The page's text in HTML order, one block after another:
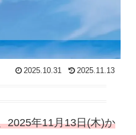
2025.10.31 2025.11.13
2025年11月13日(木)か